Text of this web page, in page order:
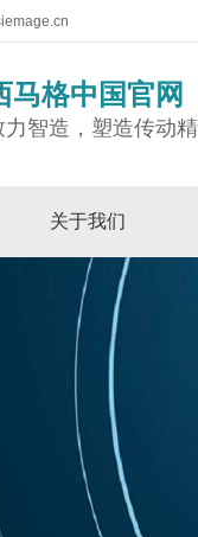
马格中国官网
力智造，塑造传动
关于我们